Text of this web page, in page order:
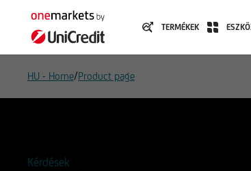
TERMÉKEK
HU - Home/Product page
Kérdések